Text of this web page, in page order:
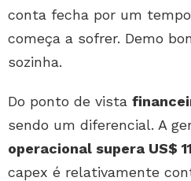
conta fecha por um
começa a sofrer. Demo
sozinha.
Do ponto de vista
sendo um diferencial. A
operacional supera US$
capex é relativamente